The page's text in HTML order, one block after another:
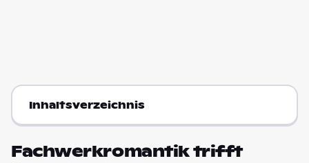
Inhaltsverzeichnis
Fachwerkromantik trifft